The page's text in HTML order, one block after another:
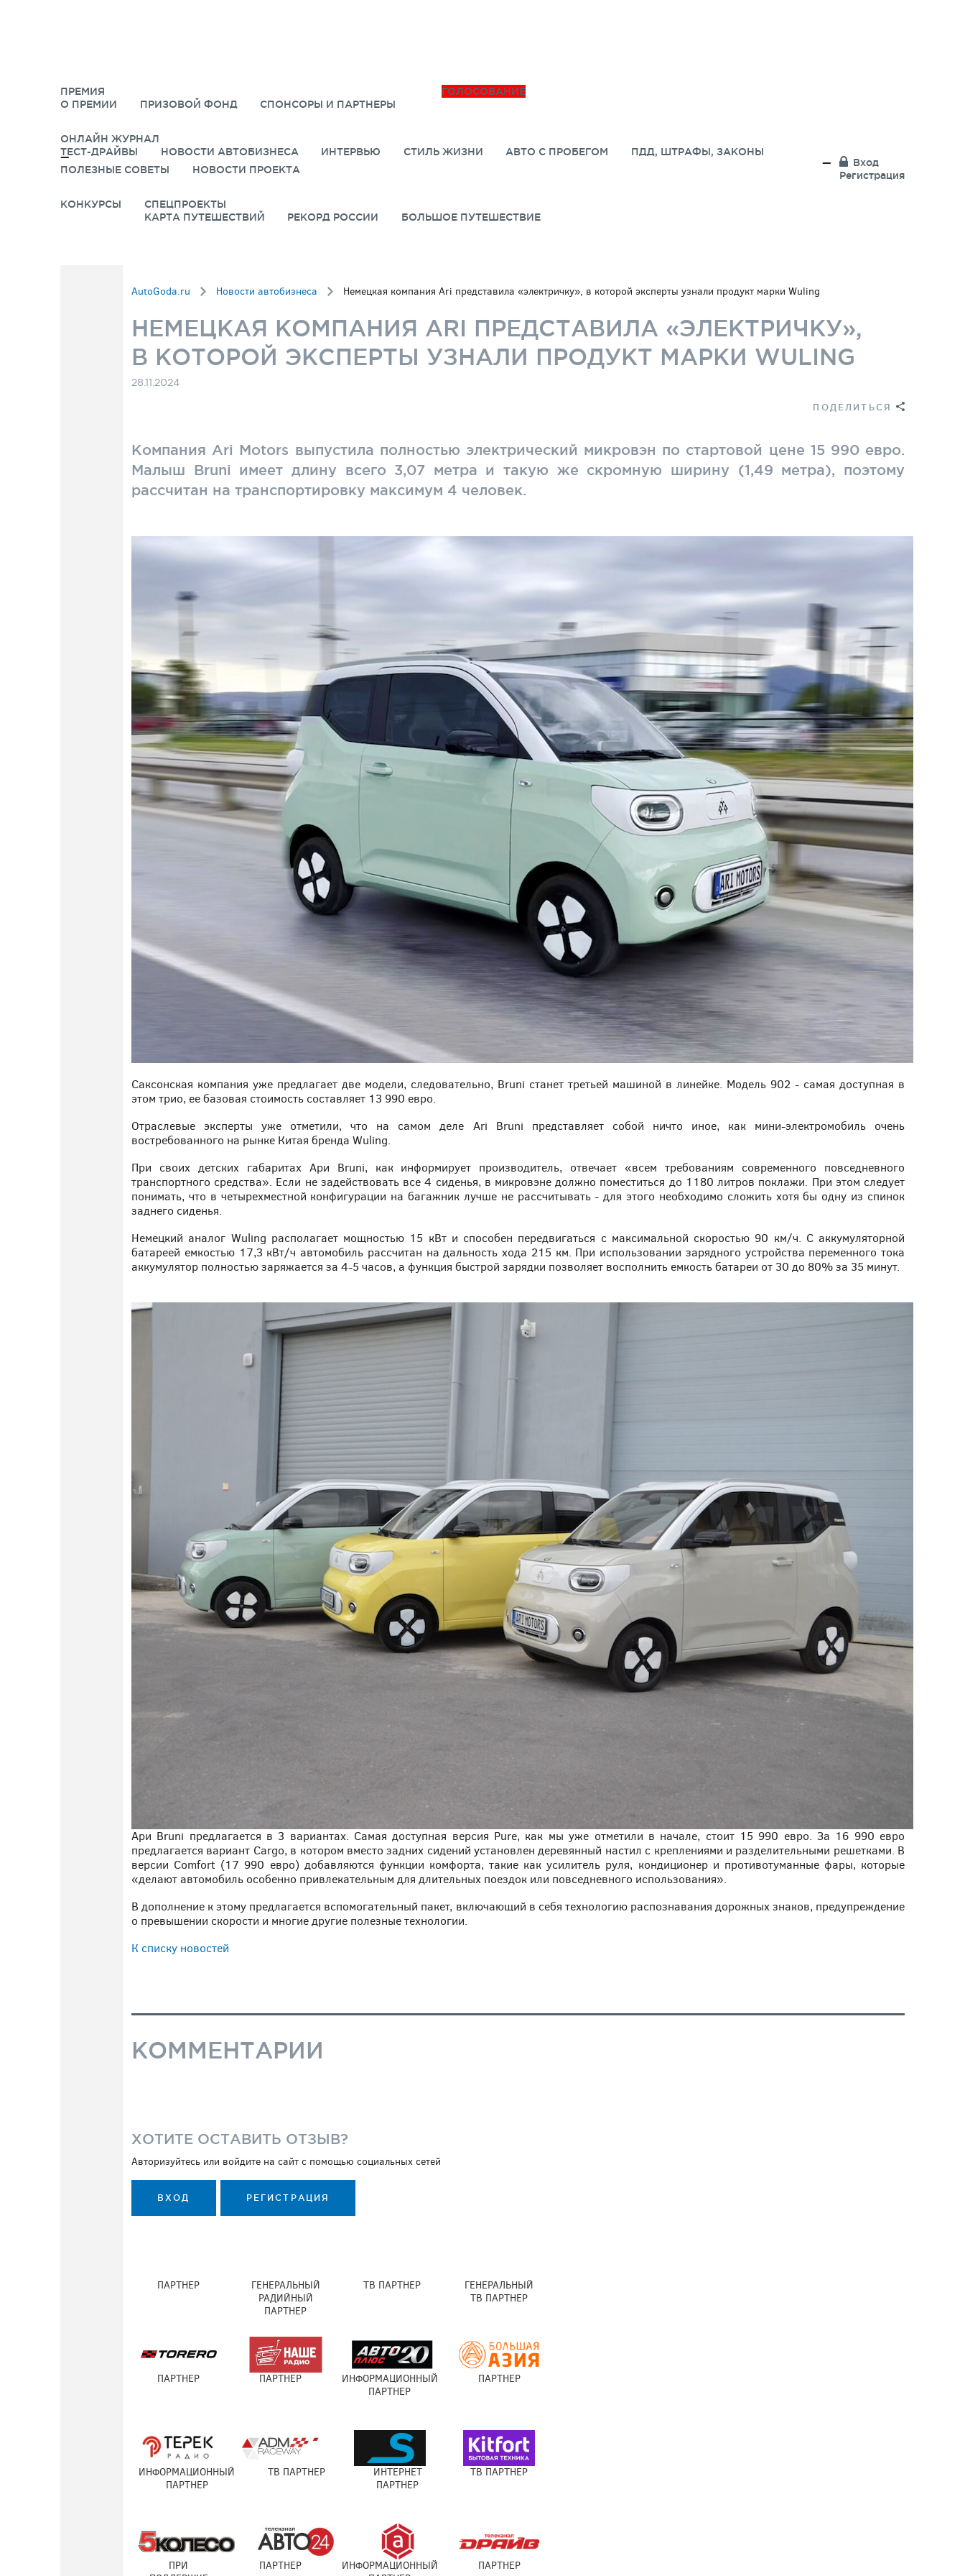
ПРЕМИЯ
О ПРЕМИИ
ПРИЗОВОЙ ФОНД СПОНСОРЫ И ПАРТНЕРЫ
ГОЛОСОВАНИЕ
ОНЛАЙН ЖУРНАЛ
ТЕСТ-ДРАЙВЫ
НОВОСТИ АВТОБИЗНЕСА ИНТЕРВЬЮ СТИЛЬ ЖИЗНИ АВТО С ПРОБЕГОМ
ПДД, ШТРАФЫ, ЗАКОНЫ
ПОЛЕЗНЫЕ СОВЕТЫ
НОВОСТИ ПРОЕКТА
КОНКУРСЫ
СПЕЦПРОЕКТЫ
КАРТА ПУТЕШЕСТВИЙ
РЕКОРД РОССИИ БОЛЬШОЕ ПУТЕШЕСТВИЕ
Вход
Регистрация
AutoGoda.ru Новости автобизнеса Немецкая компания Ari представила «электричку», в которой эксперты узнали продукт марки Wuling
НЕМЕЦКАЯ КОМПАНИЯ ARI ПРЕДСТАВИЛА «ЭЛЕКТРИЧКУ»,
В КОТОРОЙ ЭКСПЕРТЫ УЗНАЛИ ПРОДУКТ МАРКИ WULING
28.11.2024
ПОДЕЛИТЬСЯ
Компания Ari Motors выпустила полностью электрический микровэн по стартовой цене 15 990 евро.
Малыш Bruni имеет длину всего 3,07 метра и такую же скромную ширину (1,49 метра), поэтому
рассчитан на транспортировку максимум 4 человек.
Саксонская компания уже предлагает две модели, следовательно, Bruni станет третьей машиной в линейке. Модель 902 - самая доступная в
этом трио, ее базовая стоимость составляет 13 990 евро.
Отраслевые эксперты уже отметили, что на самом деле Ari Bruni представляет собой ничто иное, как мини-электромобиль очень
востребованного на рынке Китая бренда Wuling.
При своих детских габаритах Ари Bruni, как информирует производитель, отвечает «всем требованиям современного повседневного
транспортного средства». Если не задействовать все 4 сиденья, в микровэне должно поместиться до 1180 литров поклажи. При этом следует
понимать, что в четырехместной конфигурации на багажник лучше не рассчитывать - для этого необходимо сложить хотя бы одну из спинок
заднего сиденья.
Немецкий аналог Wuling располагает мощностью 15 кВт и способен передвигаться с максимальной скоростью 90 км/ч. С аккумуляторной
батареей емкостью 17,3 кВт/ч автомобиль рассчитан на дальность хода 215 км. При использовании зарядного устройства переменного тока
аккумулятор полностью заряжается за 4-5 часов, а функция быстрой зарядки позволяет восполнить емкость батареи от 30 до 80% за 35 минут.
Ари Bruni предлагается в 3 вариантах. Самая доступная версия Pure, как мы уже отметили в начале, стоит 15 990 евро. За 16 990 евро
предлагается вариант Cargo, в котором вместо задних сидений установлен деревянный настил с креплениями и разделительными решетками. В
версии Comfort (17 990 евро) добавляются функции комфорта, такие как усилитель руля, кондиционер и противотуманные фары, которые
«делают автомобиль особенно привлекательным для длительных поездок или повседневного использования».
В дополнение к этому предлагается вспомогательный пакет, включающий в себя технологию распознавания дорожных знаков, предупреждение
о превышении скорости и многие другие полезные технологии.
К списку новостей
КОММЕНТАРИИ
ХОТИТЕ ОСТАВИТЬ ОТЗЫВ?
Авторизуйтесь или войдите на сайт с помощью социальных сетей
ВХОД РЕГИСТРАЦИЯ
ПАРТНЕР
ГЕНЕРАЛЬНЫЙ
РАДИЙНЫЙ
ПАРТНЕР
ТВ ПАРТНЕР
ГЕНЕРАЛЬНЫЙ
ТВ ПАРТНЕР
ПАРТНЕР ПАРТНЕР
ИНФОРМАЦИОННЫЙ
ПАРТНЕР
ПАРТНЕР
ИНФОРМАЦИОННЫЙ
ПАРТНЕР
ТВ ПАРТНЕР
ИНТЕРНЕТ
ПАРТНЕР
ТВ ПАРТНЕР
ПРИ
ПАРТНЕР
ИНФОРМАЦИОННЫЙ
ПАРТНЕР